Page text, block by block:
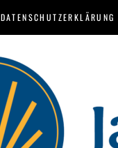
DATENSCHUTZERKLÄRUNG